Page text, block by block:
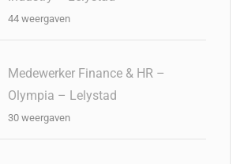
44 weergaven
Medewerker Finance & HR –
Olympia – Lelystad
30 weergaven